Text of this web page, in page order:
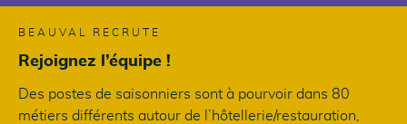
BEAUVAL RECRUTE
Rejoignez l’équipe !
Des postes de saisonniers sont à pourvoir dans 80
métiers différents autour de l’hôtellerie/restauration,